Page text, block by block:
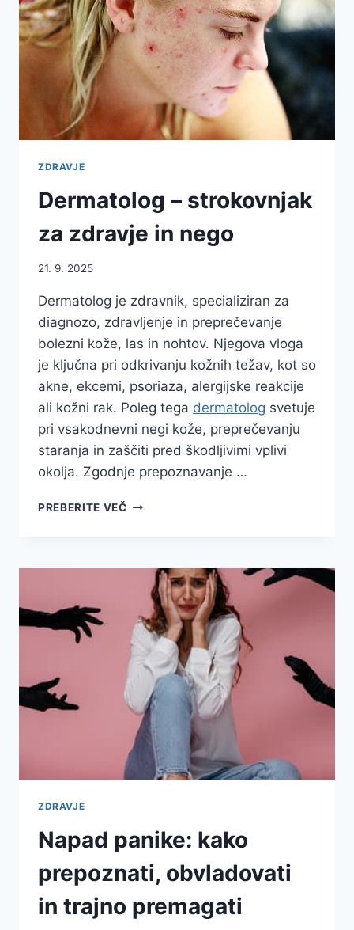
NARAVE
ZDRAVJE
Dermatolog – strokovnjak
za zdravje in nego
21. 9. 2025
Dermatolog je zdravnik, specializiran za
diagnozo, zdravljenje in preprečevanje
bolezni kože, las in nohtov. Njegova vloga
je ključna pri odkrivanju kožnih težav, kot so
akne, ekcemi, psoriaza, alergijske reakcije
ali kožni rak. Poleg tega dermatolog svetuje
pri vsakodnevni negi kože, preprečevanju
staranja in zaščiti pred škodljivimi vplivi
okolja. Zgodnje prepoznavanje …
PREBERITE VEČDERMATOLOG
ZDRAVJE
NEGO
ZDRAVJE
Napad panike: kako
prepoznati, obvladovati
in trajno premagati